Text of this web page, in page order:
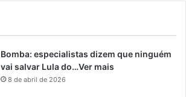
Bomba: especialistas dizem que ninguém
vai salvar Lula do…Ver mais
8 de abril de 2026